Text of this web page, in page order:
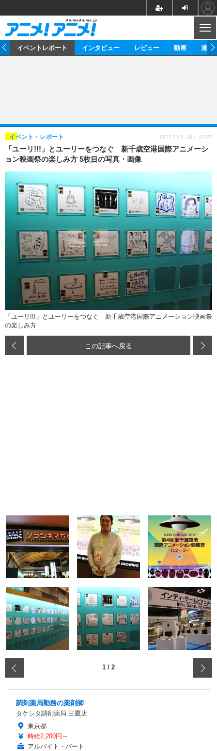
ゲーム グッズ
海外イベント ビジネス
俳優・タレント アーティスト
ビジネス
アニメ 実写
書評 イベント
ゲーム 座談会
動画
アニメ 映画/ドラマ
アニメ！アニメ！TV ABEMA Cafe
連載・コラム
イベントレポート インタビュー レビュー 動画 連載
「ユーリ!!!」とユーリーをつなぐ 新千歳空港国際アニメーシ
ョン映画祭の楽しみ方 5枚目の写真・画像
イベント・レポート 2017.11.3（金） 21:27
「ユーリ!!!」とユーリーをつなぐ 新千歳空港国際アニメーション映画祭
の楽しみ方
この記事へ戻る
1 / 2
調剤薬局勤務の薬剤師
タケシタ調剤薬局 三鷹店
東京都
時給2,200円～
アルバイト・パート